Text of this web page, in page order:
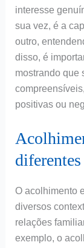
interesse
sua vez, é a
outro,
disso, é
mostrando que
positivas ou
O acolhimento
diversos
relações
exemplo, o